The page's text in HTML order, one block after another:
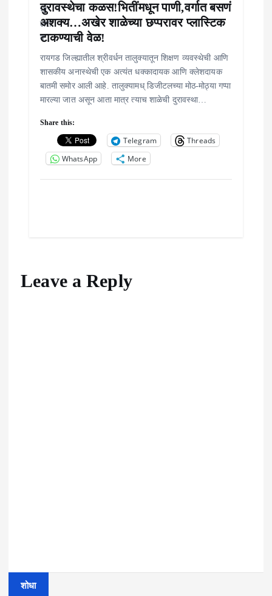
दुरावस्थेचा कळस!भितींमधून पाणी,वर्गात बसणं
अशक्य…अखेर शाळेच्या छप्परावर प्लास्टिक
टाकण्याची वेळ!
रायगड जिल्ह्यातील श्रीवर्धन तालुक्यातून शिक्षण व्यवस्थेची आणि
शासकीय अनास्थेची एक अत्यंत धक्कादायक आणि क्लेशदायक
बातमी समोर आली आहे. तालुक्यामध् डिजीटलच्या मोठ-मोठ्या गप्पा
मारल्या जात असून आता मात्र त्याच शाळेची दुरावस्था…
Share this:
Telegram
Threads
WhatsApp
More
Leave a Reply
शोधा